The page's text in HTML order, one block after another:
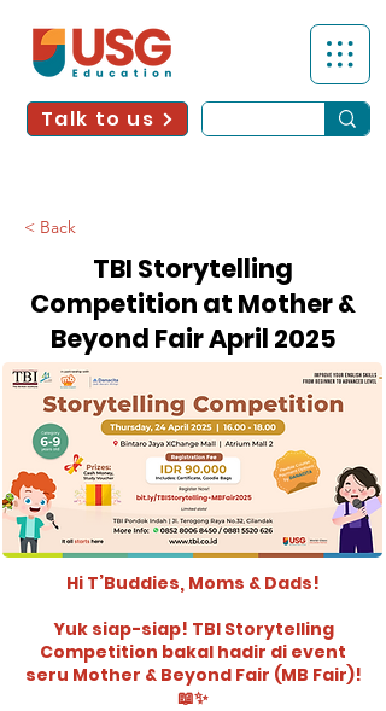
Talk to us
< Back
TBI Storytelling
Competition at Mother &
Beyond Fair April 2025
Hi T’Buddies, Moms & Dads!
Yuk siap-siap! TBI Storytelling
Competition bakal hadir di event
seru Mother & Beyond Fair (MB Fair)!
📖✨